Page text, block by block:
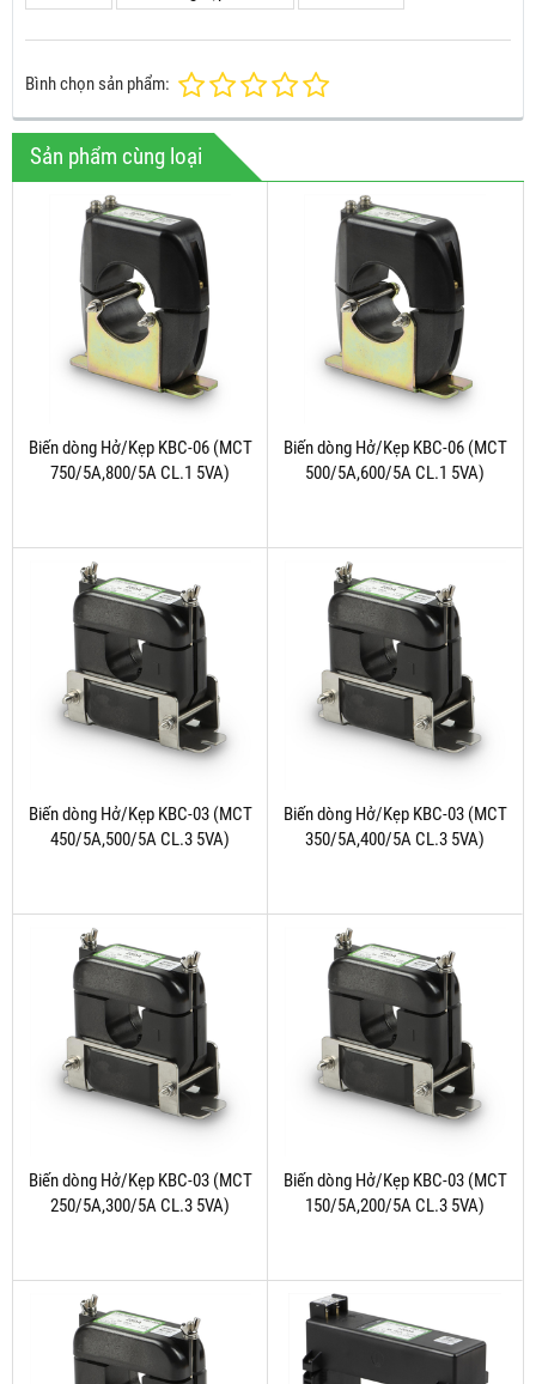
Bình chọn sản phẩm:
Sản phẩm cùng loại
Biến dòng Hở/Kẹp KBC-06 (MCT
750/5A,800/5A CL.1 5VA)
Biến dòng Hở/Kẹp KBC-06 (MCT
500/5A,600/5A CL.1 5VA)
Biến dòng Hở/Kẹp KBC-03 (MCT
450/5A,500/5A CL.3 5VA)
Biến dòng Hở/Kẹp KBC-03 (MCT
350/5A,400/5A CL.3 5VA)
Biến dòng Hở/Kẹp KBC-03 (MCT
250/5A,300/5A CL.3 5VA)
Biến dòng Hở/Kẹp KBC-03 (MCT
150/5A,200/5A CL.3 5VA)